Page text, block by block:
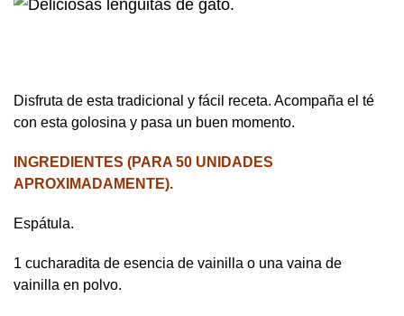
Disfruta de esta tradicional y fácil receta. Acompaña el té
con esta golosina y pasa un buen momento.
INGREDIENTES (PARA 50 UNIDADES
APROXIMADAMENTE).
Espátula.
1 cucharadita de esencia de vainilla o una vaina de
vainilla en polvo.